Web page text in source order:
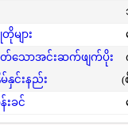
များ
သောအင်းဆက်ဖျက်ပိုး
နှင်းနည်း
(
းခင်